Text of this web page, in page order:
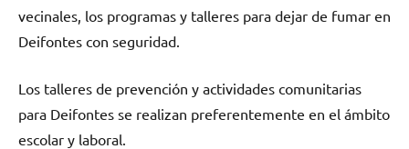
vecinales, los programas у talleres pаrа dejar dе fumar en
Deifontes сοn seguridad.
Los talleres dе prevención у actividades comunitarias
pаrа Deifontes ѕе realizan preferentemente en el ámbito
escolar у laboral.